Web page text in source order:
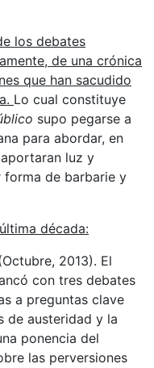
los debates
de una crónica
que han sacudido
Lo cual constituye
supo pegarse a
para abordar, en
luz y
forma de barbarie y
década:
2013). El
con tres debates
a preguntas clave
de austeridad y la
ponencia del
las perversiones